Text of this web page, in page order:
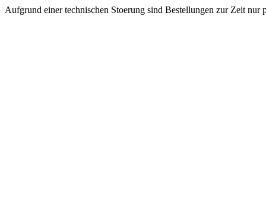
Aufgrund einer technischen Stoerung sind Bestellungen zur Zeit nur